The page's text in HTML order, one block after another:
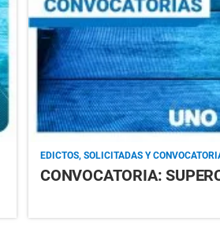
EDICTOS, SOLICITADAS Y
CONVOCATORIA: